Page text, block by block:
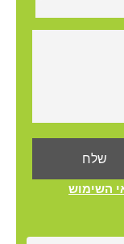
השימוש